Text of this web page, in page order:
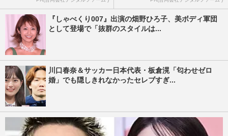
『しゃべくり007』出演の畑野ひろ子、美ボディ軍団
として登場で「抜群のスタイルは...
川口春奈＆サッカー日本代表・板倉滉「匂わせゼロ
婚」でも隠しきれなかったセレブすぎ...